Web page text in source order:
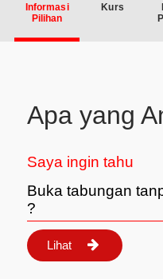
Informasi
Pilihan
Kurs
Apa yang
Saya ingin tahu
Buka tabungan
?
Lihat 